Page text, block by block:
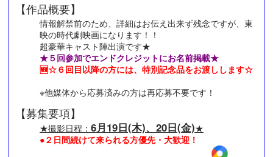
【作品概要】
情報解禁前のため、詳細はお伝え出来ず残念ですが、東
映の時代劇映画になります！！
超豪華キャスト陣出演です★
★５回参加でエンドクレジットにお名前掲載★
🆕☆６回目以降の方には、特別記念品をお渡しします☆
※他媒体から応募済みの方は再応募不要です！
【募集要項】
★撮影日程： 6月19日(木)、20日(金)★
●２日間続けて来られる方優先・大歓迎！